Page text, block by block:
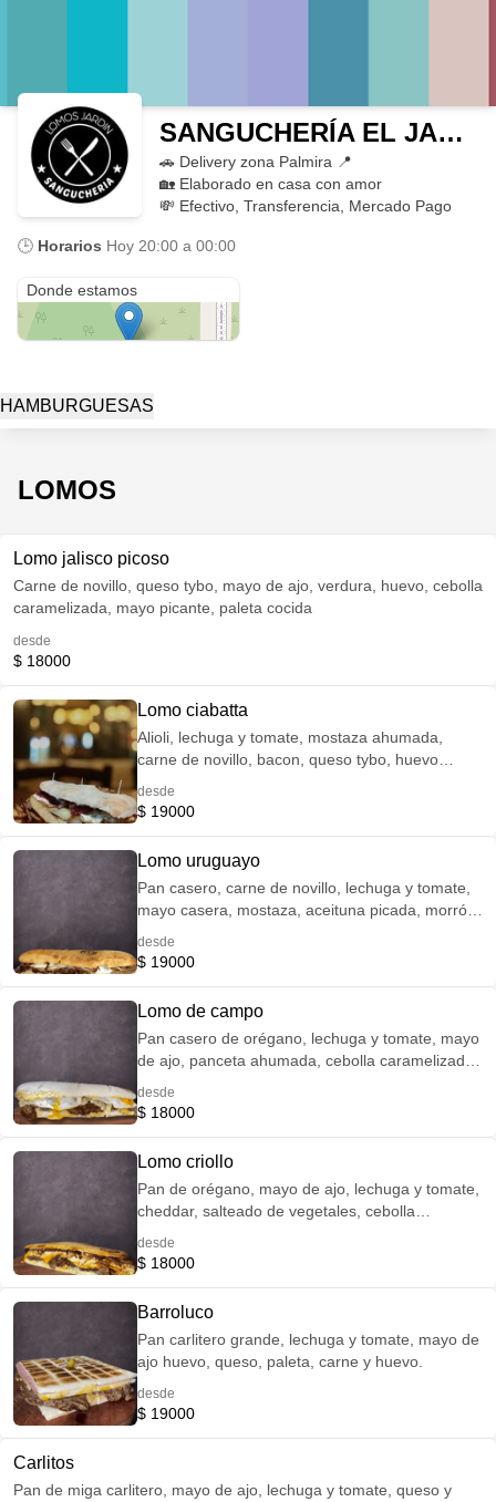
SANGUCHERÍA EL JARDÍN
🚗 Delivery zona Palmira 📍
🏡 Elaborado en casa con amor
💸 Efectivo, Transferencia, Mercado Pago
🕒 Horarios Hoy 20:00 a 00:00
Donde estamos
HAMBURGUESAS
LOMOS
Lomo jalisco picoso
Carne de novillo, queso tybo, mayo de ajo, verdura, huevo, cebolla
caramelizada, mayo picante, paleta cocida
desde
$ 18000
Lomo ciabatta
Alioli, lechuga y tomate, mostaza ahumada,
carne de novillo, bacon, queso tybo, huevo
desde
$ 19000
Lomo uruguayo
Pan casero, carne de novillo, lechuga y tomate,
mayo casera, mostaza, aceituna picada, morrón,
sellado.
desde
$ 19000
Lomo de campo
Pan casero de orégano, lechuga y tomate, mayo
de ajo, panceta ahumada, cebolla caramelizada,
desde
$ 18000
Lomo criollo
Pan de orégano, mayo de ajo, lechuga y tomate,
cheddar, salteado de vegetales, cebolla
desde
$ 18000
Barroluco
Pan carlitero grande, lechuga y tomate, mayo de
ajo huevo, queso, paleta, carne y huevo.
desde
$ 19000
Carlitos
Pan de miga carlitero, mayo de ajo, lechuga y tomate, queso y